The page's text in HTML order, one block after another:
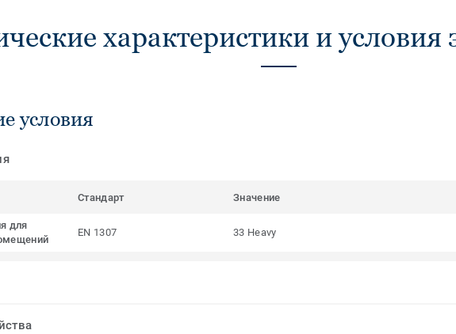
характеристики и условия
условия
Стандарт Значение
для
EN 1307 33 Heavy